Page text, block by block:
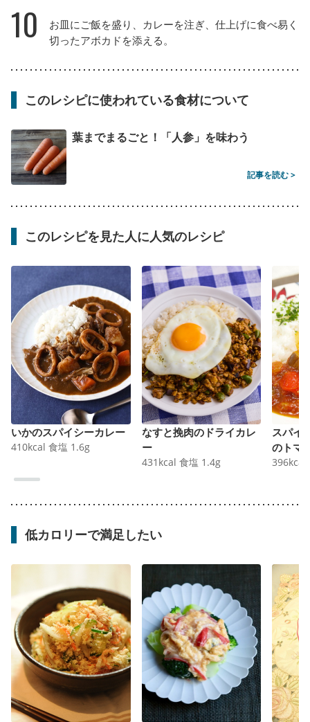
10
お皿にご飯を盛り、カレーを注ぎ、仕上げに食べ易く
切ったアボカドを添える。
このレシピに使われている食材について
葉までまるごと！「人参」を味わう
記事を読む >
このレシピを見た人に人気のレシピ
いかのスパイシーカレー
410kcal 食塩 1.6g
なすと挽肉のドライカレ
ー
431 kcal 食塩 1.4g
スパイ
のトマ
396kcal
低カロリーで満足したい